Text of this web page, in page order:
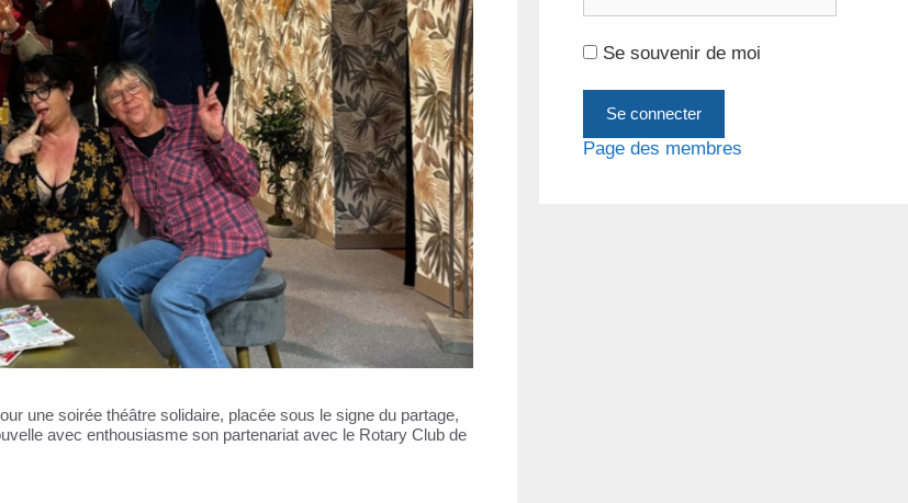
une soirée théâtre solidaire, placée sous le signe du partage,
avec enthousiasme son partenariat avec le Rotary Club de
Se souvenir de moi
Page des membres